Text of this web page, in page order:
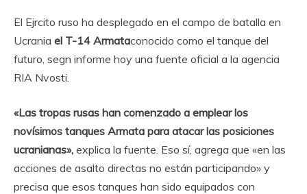
El Ejrcito ruso ha desplegado en el campo de batalla en
Ucrania el T-14 Armataconocido como el tanque del
futuro, segn informe hoy una fuente oficial a la agencia
RIA Nvosti.
«Las tropas rusas han comenzado a emplear los
novísimos tanques Armata para atacar las posiciones
ucranianas», explica la fuente. Eso sí, agrega que «en las
acciones de asalto directas no están participando» y
precisa que esos tanques han sido equipados con